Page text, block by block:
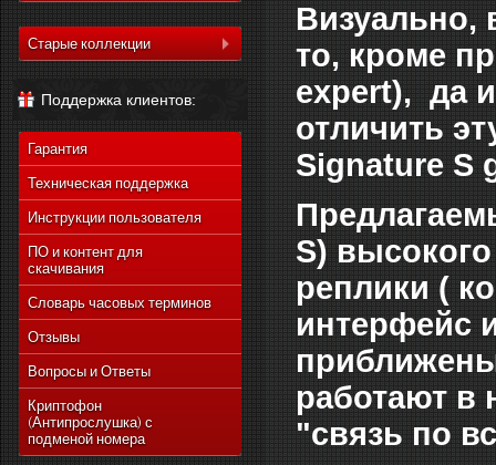
Коллекция Signature
Коллекция Signature
Коллекция Новый
Signature Touch
Коллекция Constelation
Коллекция Ascent
Touch
Коллекция Новый
Signature Touch
Старые коллекции
Vertu Ascent X
Vertu Constellation Ayxta
Vertu Constellation Pure
Vertu Constellation Exotic
Vertu Constellation Vivre
Vertu Signature S Design
Vertu Constellation
Vertu Constellation
Monogram
Vertu Ascent Ti
Vertu Ferrari Edition
Vertu Racetrack Legends
Поддержка клиентов:
Гарантия
Техническая поддержка
Инструкции пользователя
ПО и контент для
скачивания
Словарь часовых терминов
Отзывы
Вопросы и Ответы
Криптофон
(Антипрослушка) с
подменой номера
Визуально,
то, кроме
expert), да
отличить
Signature S
S)
реплики (
интерфейс
работают в
"связь по